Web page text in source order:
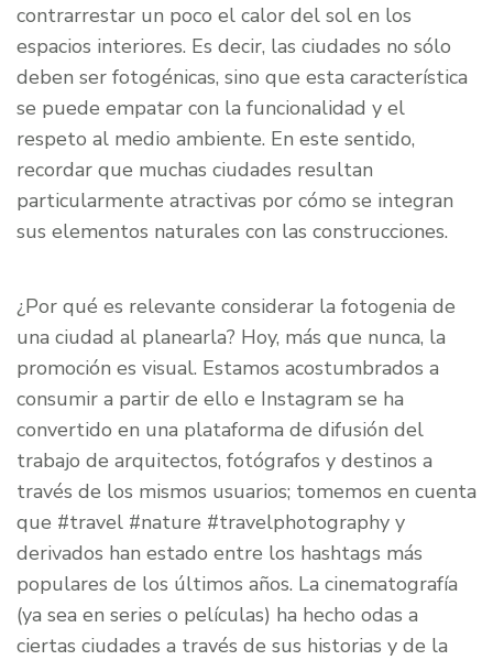
contrarrestar un poco el calor del sol en los
espacios interiores. Es decir, las ciudades no sólo
deben ser fotogénicas, sino que esta característica
se puede empatar con la funcionalidad y el
respeto al medio ambiente. En este sentido,
recordar que muchas ciudades resultan
particularmente atractivas por cómo se integran
sus elementos naturales con las construcciones.
¿Por qué es relevante considerar la fotogenia de
una ciudad al planearla? Hoy, más que nunca, la
promoción es visual. Estamos acostumbrados a
consumir a partir de ello e Instagram se ha
convertido en una plataforma de difusión del
trabajo de arquitectos, fotógrafos y destinos a
través de los mismos usuarios; tomemos en cuenta
que #travel #nature #travelphotography y
derivados han estado entre los hashtags más
populares de los últimos años. La cinematografía
(ya sea en series o películas) ha hecho odas a
ciertas ciudades a través de sus historias y de la